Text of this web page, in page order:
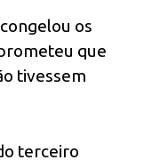
os
que
tivessem
terceiro